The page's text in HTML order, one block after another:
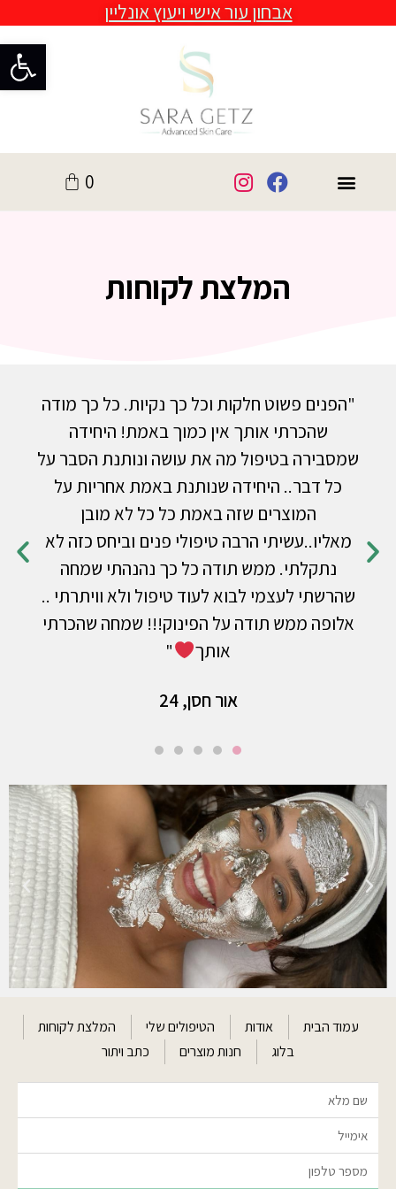
פתח סרגל נגישות
‎אבחון עור אישי ויעוץ אונליין
המלצת לקוחות
"הפנים פשוט חלקות וכל כך נקיות. כל כך מודה
שהכרתי אותך אין כמוך באמת! היחידה
שמסבירה בטיפול מה את עושה ונותנת הסבר על
כל דבר.. היחידה שנותנת באמת אחריות על
המוצרים שזה באמת כל כל לא מובן
מאליו..עשיתי הרבה טיפולי פנים וביחס כזה לא
נתקלתי. ממש תודה כל כך נהנהתי שמחה
שהרשתי לעצמי לבוא לעוד טיפול ולא וויתרתי ..
אלופה ממש תודה על הפינוק!!! שמחה שהכרתי
אותך
"
אור חסן, 24
עמוד הבית אודות הטיפולים שלי
המלצת לקוחות
בלוג
חנות מוצרים כתב ויתור